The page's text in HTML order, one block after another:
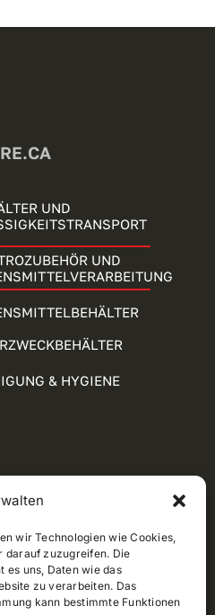
wir Technologien wie Cookies,
darauf zuzugreifen. Die
es uns, Daten wie das
zu verarbeiten. Das
kann bestimmte Funktionen
UND
UND
& HYGIENE